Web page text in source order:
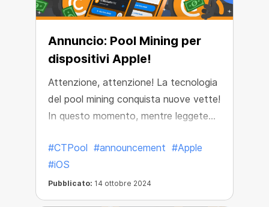
Annuncio: Pool Mining per
dispositivi Apple!
Attenzione, attenzione! La tecnologia
del pool mining conquista nuove vette!
In questo momento, mentre leggete
disponibile gratuitamente su AppStore.
Ciò significa che l'innovativo pool
mining di tutte le principali criptovalute
è ora disponibile sui dispositivi Apple!
#CTPool #announcement #Apple
#iOS
Pubblicato: 14 ottobre 2024